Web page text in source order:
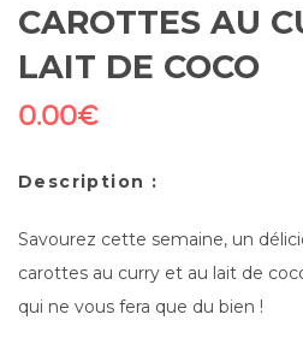
CAROTTES AU
LAIT DE COCO
0.00€
Description :
Savourez cette semaine, un
carottes au curry et au lait de
qui ne vous fera que du bien !